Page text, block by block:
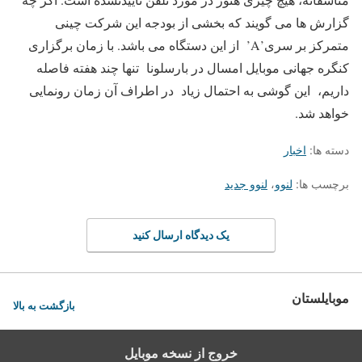
گزارش ها می گویند که بخشی از بودجه این شرکت چینی
متمرکز بر سری’A’ از این دستگاه می باشد. با زمان برگزاری
کنگره جهانی موبایل امسال در بارسلونا تنها چند هفته فاصله
داریم، این گوشی به احتمال زیاد در اطراف آن زمان رونمایی
خواهد شد.
دسته ها: اخبار
برچسب ها: لنوو، لنوو جدید
یک دیدگاه ارسال کنید
موبایلستان بازگشت به بالا
خروج از نسخه موبایل